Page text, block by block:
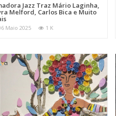
Jazz Traz Mário Laginha,
Melford, Carlos Bica e Muito
Maio 2025 1 K